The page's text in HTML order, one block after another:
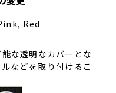
Red
な透明なカバーとな
などを取り付けるこ